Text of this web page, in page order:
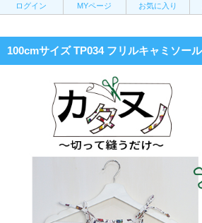
ログイン MYページ お気に入り